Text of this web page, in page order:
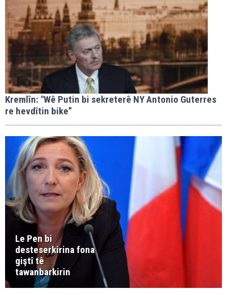
Kremlîn: "Wê Putin bi sekreterê NY Antonio Guterres
re hevdîtin bike”
Le Pen bi
desteserkirina fona
giştî tê
tawanbarkirin